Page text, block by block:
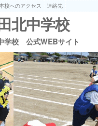
校へのアクセス 連絡先
北中学校
学校 公式WEBサイト